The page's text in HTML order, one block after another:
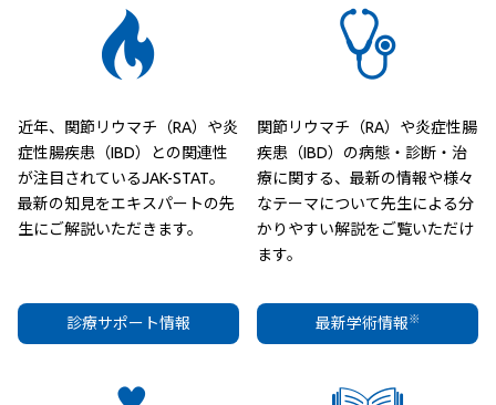
近年、関節リウマチ（RA）や炎
症性腸疾患（IBD）との関連性
が注目されているJAK-STAT。
最新の知見をエキスパートの先
生にご解説いただきます。
関節リウマチ（RA）や炎症性腸
疾患（IBD）の病態・診断・治
療に関する、最新の情報や様々
なテーマについて先生による分
かりやすい解説をご覧いただけ
ます。
診療サポート情報 最新学術情報※